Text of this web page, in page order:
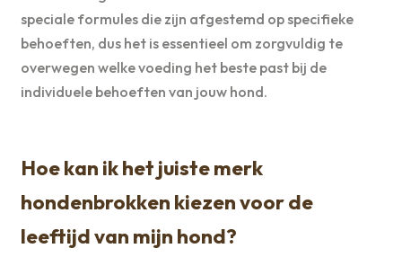
speciale formules die zijn afgestemd op specifieke
behoeften, dus het is essentieel om zorgvuldig te
overwegen welke voeding het beste past bij de
individuele behoeften van jouw hond.
Hoe kan ik het juiste merk
hondenbrokken kiezen voor de
leeftijd van mijn hond?